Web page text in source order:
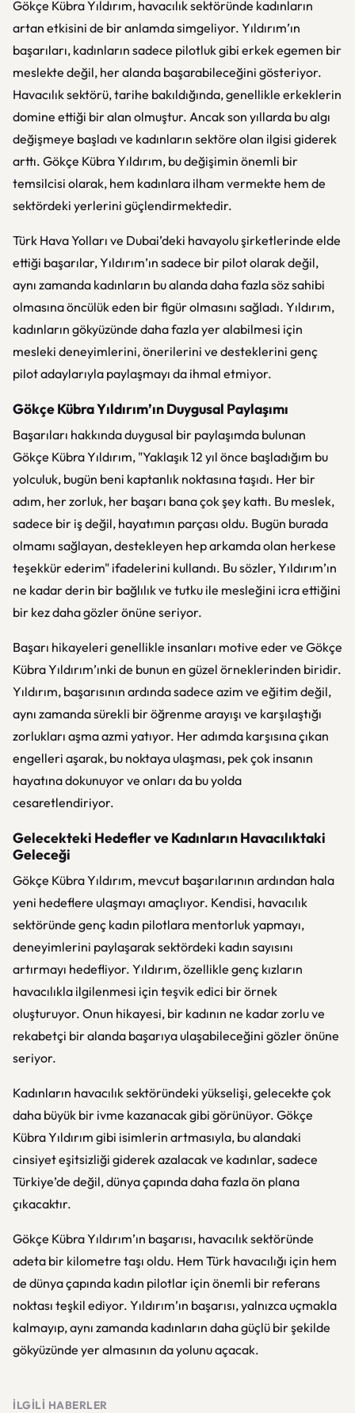
Gökçe Kübra Yıldırım, havacılık sektöründe kadınların
artan etkisini de bir anlamda simgeliyor. Yıldırım’ın
başarıları, kadınların sadece pilotluk gibi erkek egemen bir
meslekte değil, her alanda başarabileceğini gösteriyor.
Havacılık sektörü, tarihe bakıldığında, genellikle erkeklerin
domine ettiği bir alan olmuştur. Ancak son yıllarda bu algı
değişmeye başladı ve kadınların sektöre olan ilgisi giderek
arttı. Gökçe Kübra Yıldırım, bu değişimin önemli bir
temsilcisi olarak, hem kadınlara ilham vermekte hem de
sektördeki yerlerini güçlendirmektedir.
Türk Hava Yolları ve Dubai’deki havayolu şirketlerinde elde
ettiği başarılar, Yıldırım’ın sadece bir pilot olarak değil,
aynı zamanda kadınların bu alanda daha fazla söz sahibi
olmasına öncülük eden bir figür olmasını sağladı. Yıldırım,
kadınların gökyüzünde daha fazla yer alabilmesi için
mesleki deneyimlerini, önerilerini ve desteklerini genç
pilot adaylarıyla paylaşmayı da ihmal etmiyor.
Gökçe Kübra Yıldırım’ın Duygusal Paylaşımı
Başarıları hakkında duygusal bir paylaşımda bulunan
Gökçe Kübra Yıldırım, "Yaklaşık 12 yıl önce başladığım bu
yolculuk, bugün beni kaptanlık noktasına taşıdı. Her bir
adım, her zorluk, her başarı bana çok şey kattı. Bu meslek,
sadece bir iş değil, hayatımın parçası oldu. Bugün burada
olmamı sağlayan, destekleyen hep arkamda olan herkese
teşekkür ederim" ifadelerini kullandı. Bu sözler, Yıldırım’ın
ne kadar derin bir bağlılık ve tutku ile mesleğini icra ettiğini
bir kez daha gözler önüne seriyor.
Başarı hikayeleri genellikle insanları motive eder ve Gökçe
Kübra Yıldırım’ınki de bunun en güzel örneklerinden biridir.
Yıldırım, başarısının ardında sadece azim ve eğitim değil,
aynı zamanda sürekli bir öğrenme arayışı ve karşılaştığı
zorlukları aşma azmi yatıyor. Her adımda karşısına çıkan
engelleri aşarak, bu noktaya ulaşması, pek çok insanın
hayatına dokunuyor ve onları da bu yolda
cesaretlendiriyor.
Gelecekteki Hedefler ve Kadınların Havacılıktaki
Geleceği
Gökçe Kübra Yıldırım, mevcut başarılarının ardından hala
yeni hedeflere ulaşmayı amaçlıyor. Kendisi, havacılık
sektöründe genç kadın pilotlara mentorluk yapmayı,
deneyimlerini paylaşarak sektördeki kadın sayısını
artırmayı hedefliyor. Yıldırım, özellikle genç kızların
havacılıkla ilgilenmesi için teşvik edici bir örnek
oluşturuyor. Onun hikayesi, bir kadının ne kadar zorlu ve
rekabetçi bir alanda başarıya ulaşabileceğini gözler önüne
seriyor.
Kadınların havacılık sektöründeki yükselişi, gelecekte çok
daha büyük bir ivme kazanacak gibi görünüyor. Gökçe
Kübra Yıldırım gibi isimlerin artmasıyla, bu alandaki
cinsiyet eşitsizliği giderek azalacak ve kadınlar, sadece
Türkiye’de değil, dünya çapında daha fazla ön plana
çıkacaktır.
Gökçe Kübra Yıldırım’ın başarısı, havacılık sektöründe
adeta bir kilometre taşı oldu. Hem Türk havacılığı için hem
de dünya çapında kadın pilotlar için önemli bir referans
noktası teşkil ediyor. Yıldırım’ın başarısı, yalnızca uçmakla
kalmayıp, aynı zamanda kadınların daha güçlü bir şekilde
gökyüzünde yer almasının da yolunu açacak.
İLGILI HABERLER